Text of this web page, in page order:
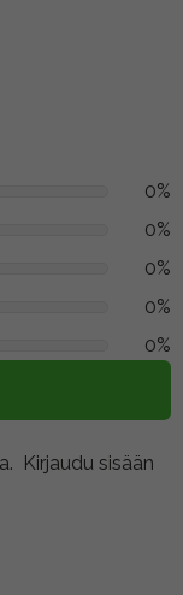
0%
0%
0%
0%
0%
Kirjaudu sisään